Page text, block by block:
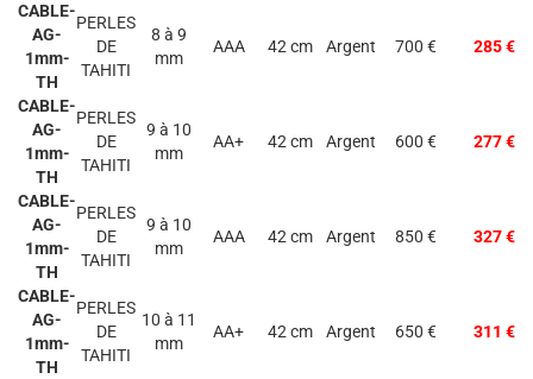
CABLE-
AG-
1mm-
TH
PERLES
DE
TAHITI
8 à 9
mm
AAA 42 cm Argent 700 € 285 €
CABLE-
AG-
1mm-
TH
PERLES
DE
TAHITI
9 à 10
mm
AA+ 42 cm Argent 600 € 277 €
CABLE-
AG-
1mm-
TH
PERLES
DE
TAHITI
9 à 10
mm
AAA 42 cm Argent 850 € 327 €
CABLE-
AG-
1mm-
TH
PERLES
DE
TAHITI
10 à 11
mm
AA+ 42 cm Argent 650 € 311 €